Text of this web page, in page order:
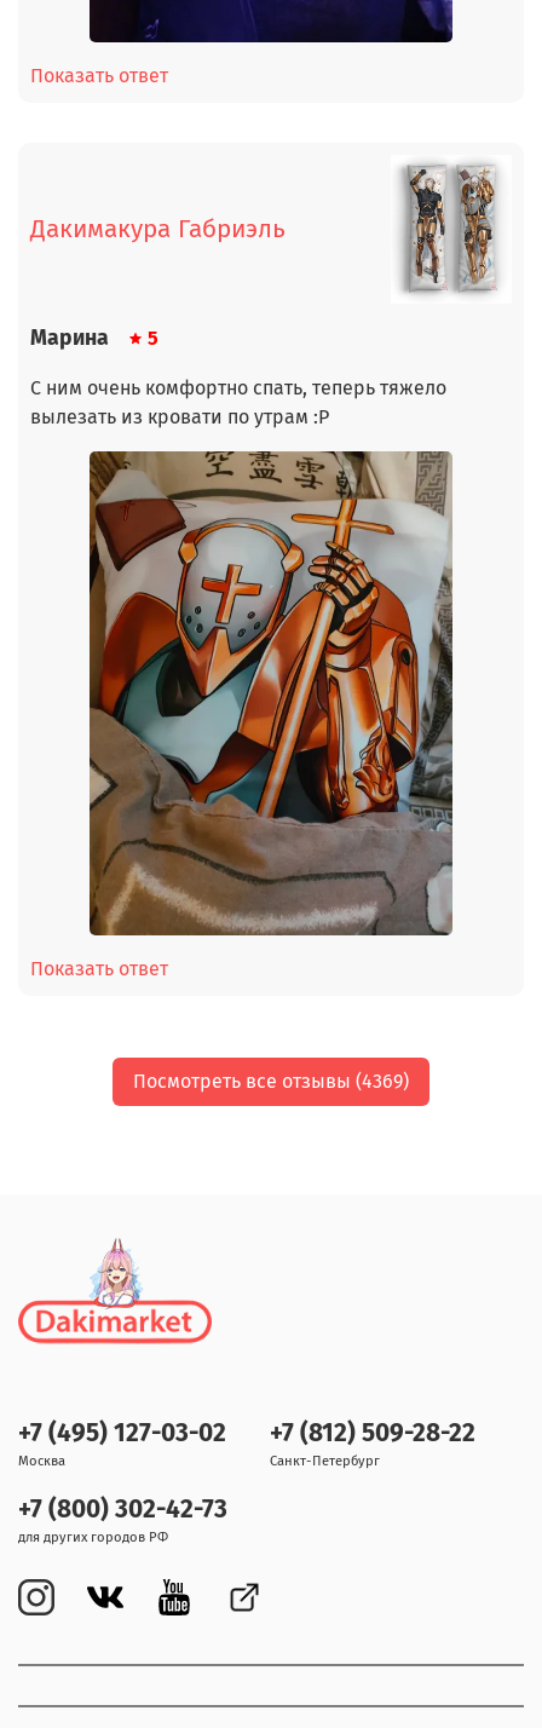
Показать ответ
Дакимакура Габриэль
Марина 5
С ним очень комфортно спать, теперь тяжело
вылезать из кровати по утрам :Р
Показать ответ
Посмотреть все отзывы (4369)
+7 (495) 127-03-02
Москва
+7 (812) 509-28-22
Санкт-Петербург
+7 (800) 302-42-73
для других городов РФ